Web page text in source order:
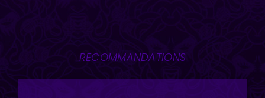
RECOMMANDATIONS